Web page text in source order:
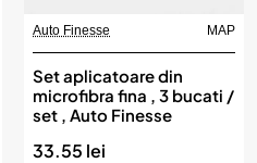
Auto Finesse MAP
Set aplicatoare din
microfibra fina , 3 bucati /
set , Auto Finesse
33.55 lei